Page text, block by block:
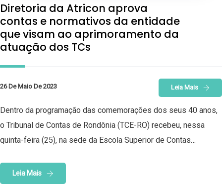
Diretoria da Atricon aprova
contas e normativos da entidade
que visam ao aprimoramento da
atuação dos TCs
26 De Maio De 2023 Leia Mais
Dentro da programação das comemorações dos seus 40 anos,
o Tribunal de Contas de Rondônia (TCE-RO) recebeu, nessa
quinta-feira (25), na sede da Escola Superior de Contas…
Leia Mais